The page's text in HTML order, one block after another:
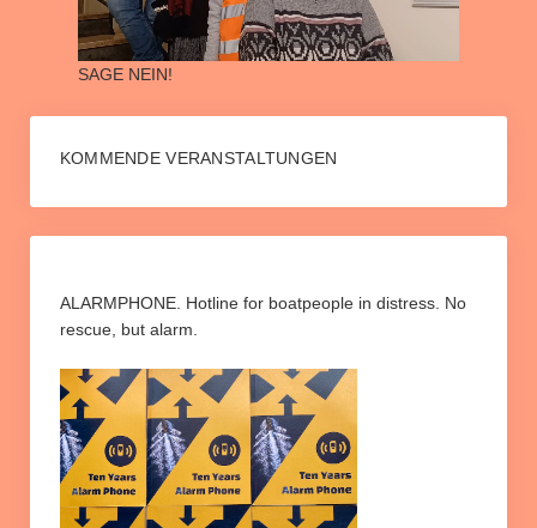
Info Relocation
Petition “Relocation jetzt umsetzen”
Downloads
Slider
SAGE NEIN!
KOMMENDE VERANSTALTUNGEN
ALARMPHONE. Hotline for boatpeople in distress. No
rescue, but alarm.